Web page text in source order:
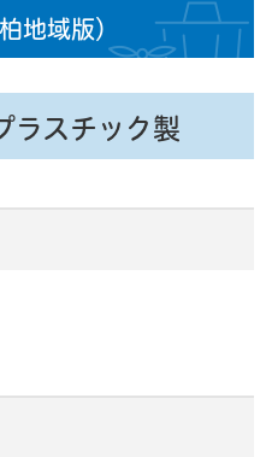
柏地域版）
ラスチック製